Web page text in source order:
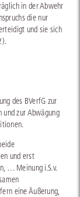
in der Abwehr
die nur
und sie sich
des BVerfG zur
und zur Abwägung
und erst
… Meinung i.S.v.
eine Äußerung,